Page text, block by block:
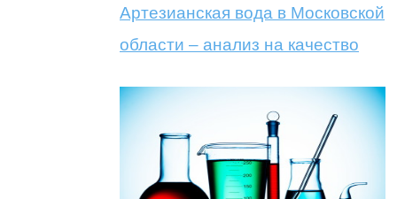
Артезианская вода в Московской
области – анализ на качество